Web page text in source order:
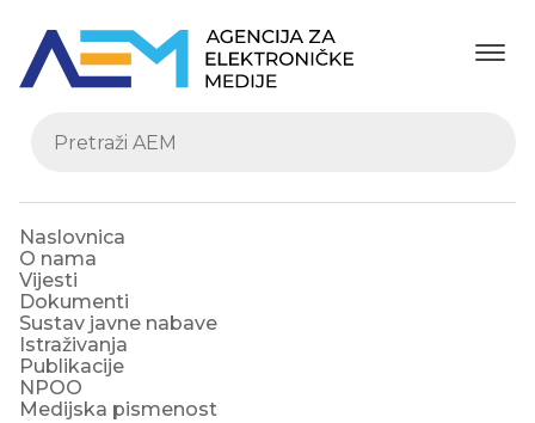
Naslovnica
O nama
Vijesti
Dokumenti
Sustav javne nabave
Istraživanja
Publikacije
NPOO
Medijska pismenost